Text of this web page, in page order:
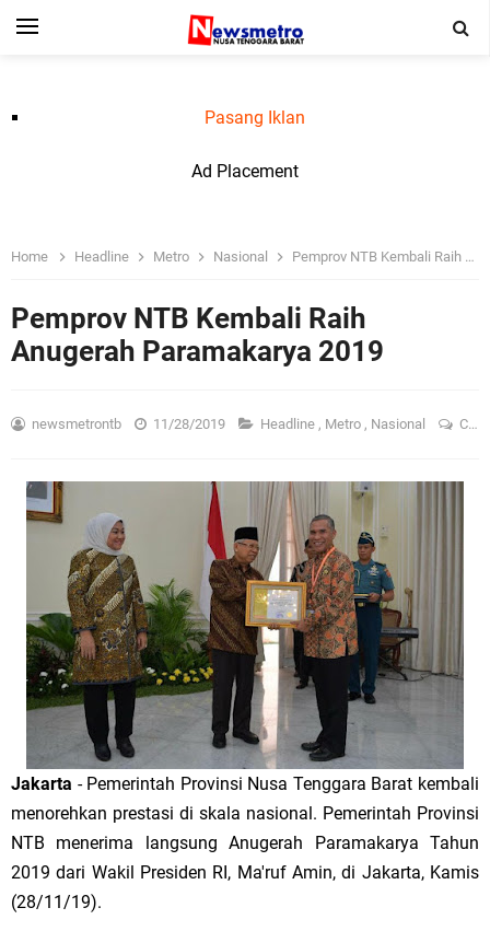
Pasang Iklan
Ad Placement
Home Headline Metro Nasional Pemprov NTB Kembali Raih Anugerah Paramakarya 2019
Pemprov NTB Kembali Raih
Anugerah Paramakarya 2019
newsmetrontb 11/28/2019 Headline , Metro , Nasional Comment
Jakarta - Pemerintah Provinsi Nusa Tenggara Barat kembali
menorehkan prestasi di skala nasional. Pemerintah Provinsi
NTB menerima langsung Anugerah Paramakarya Tahun
2019 dari Wakil Presiden RI, Ma'ruf Amin, di Jakarta, Kamis
(28/11/19).